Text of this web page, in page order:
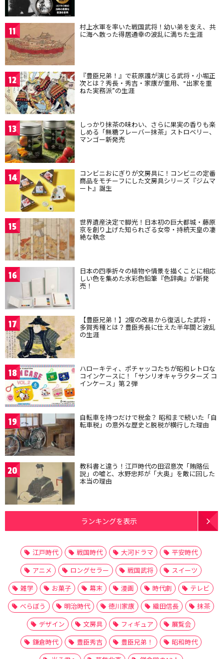
11 村上水軍を率いた戦国武将！幼い弟を支え、共
に海へ散った得居通幸の波乱に満ちた生涯
12 『豊臣兄弟！』で萩原護が演じる武将・小堀正
次とは？秀長・秀吉・家康が重用、“出家を重
ねた実務派”の生涯
13 しっかり抹茶の味わい、さらに果実の香りも楽
しめる「無糖フレーバー抹茶」ストロベリー、
マンゴー新発売
14 コンビニおにぎりが文房具に！コンビニの定番
商品をモチーフにした文房具シリーズ『ジムマ
ート』誕生
15 世界遺産決定で脚光！日本初の巨大都城・藤原
京を創り上げた知られざる女帝・持統天皇の凄
絶な執念
16 日本の四季折々の植物や情景を描くことに相応
しい色を集めた水彩色鉛筆『色辞典』が新発
売！
17 【豊臣兄弟！】2度の改易から復活した武将・
多賀秀種とは？豊臣秀長に仕えた半年間と波乱
の生涯
18 ハローキティ、ポチャッコたちが昭和レトロな
コインケースに！「サンリオキャラクターズ コ
インケース」第２弾
19 自転車を持つだけで税金？ 昭和まで続いた「自
転車税」の意外な歴史と脱税が横行した理由
20 教科書と違う！江戸時代の田沼意次「賄賂伝
説」の嘘と、水野忠邦が「大奥」を敵に回した
本当の理由
ランキングを表示
江戸時代 戦国時代 大河ドラマ
平安時代
アニメ
ロングセラー 戦国武将
スイーツ
雑学
お菓子 幕末 漫画 時代劇
テレビ
べらぼう
明治時代 徳川家康 織田信長
抹茶
デザイン
文房具 フィギュア
展覧会
鎌倉時代
豊臣秀吉 豊臣兄弟！
昭和時代